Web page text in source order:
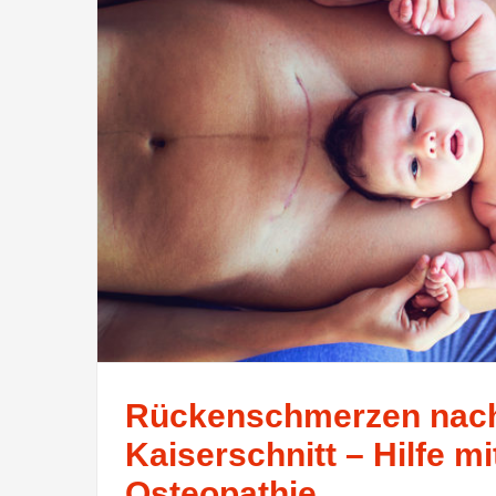
Rückenschmerzen
Kaiserschnitt – Hilfe